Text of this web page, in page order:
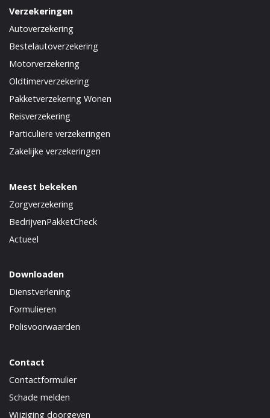
Verzekeringen
Autoverzekering
Bestelautoverzekering
Motorverzekering
Oldtimerverzekering
Pakketverzekering Wonen
Reisverzekering
Particuliere verzekeringen
Zakelijke verzekeringen
Meest bekeken
Zorgverzekering
BedrijvenPakketCheck
Actueel
Downloaden
Dienstverlening
Formulieren
Polisvoorwaarden
Contact
Contactformulier
Schade melden
Wijziging doorgeven